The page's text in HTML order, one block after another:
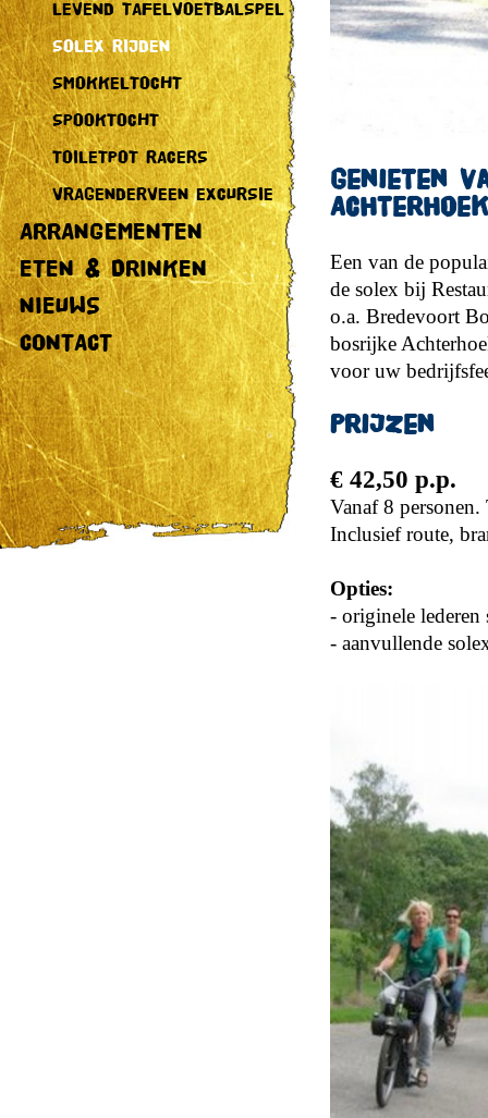
LEVEND TAFELVOETBALSPEL
SOLEX RIJDEN
SMOKKELTOCHT
SPOOKTOCHT
TOILETPOT RACERS
VRAGENDERVEEN EXCURSIE
ARRANGEMENTEN
ETEN & DRINKEN
NIEUWS
CONTACT
Genieten
Een van de
de solex bij
o.a. Bredevoort
bosrijke
voor uw
Prijzen
€ 42,50 p.p.
Vanaf 8
Inclusief route,
Opties:
- originele
- aanvullende